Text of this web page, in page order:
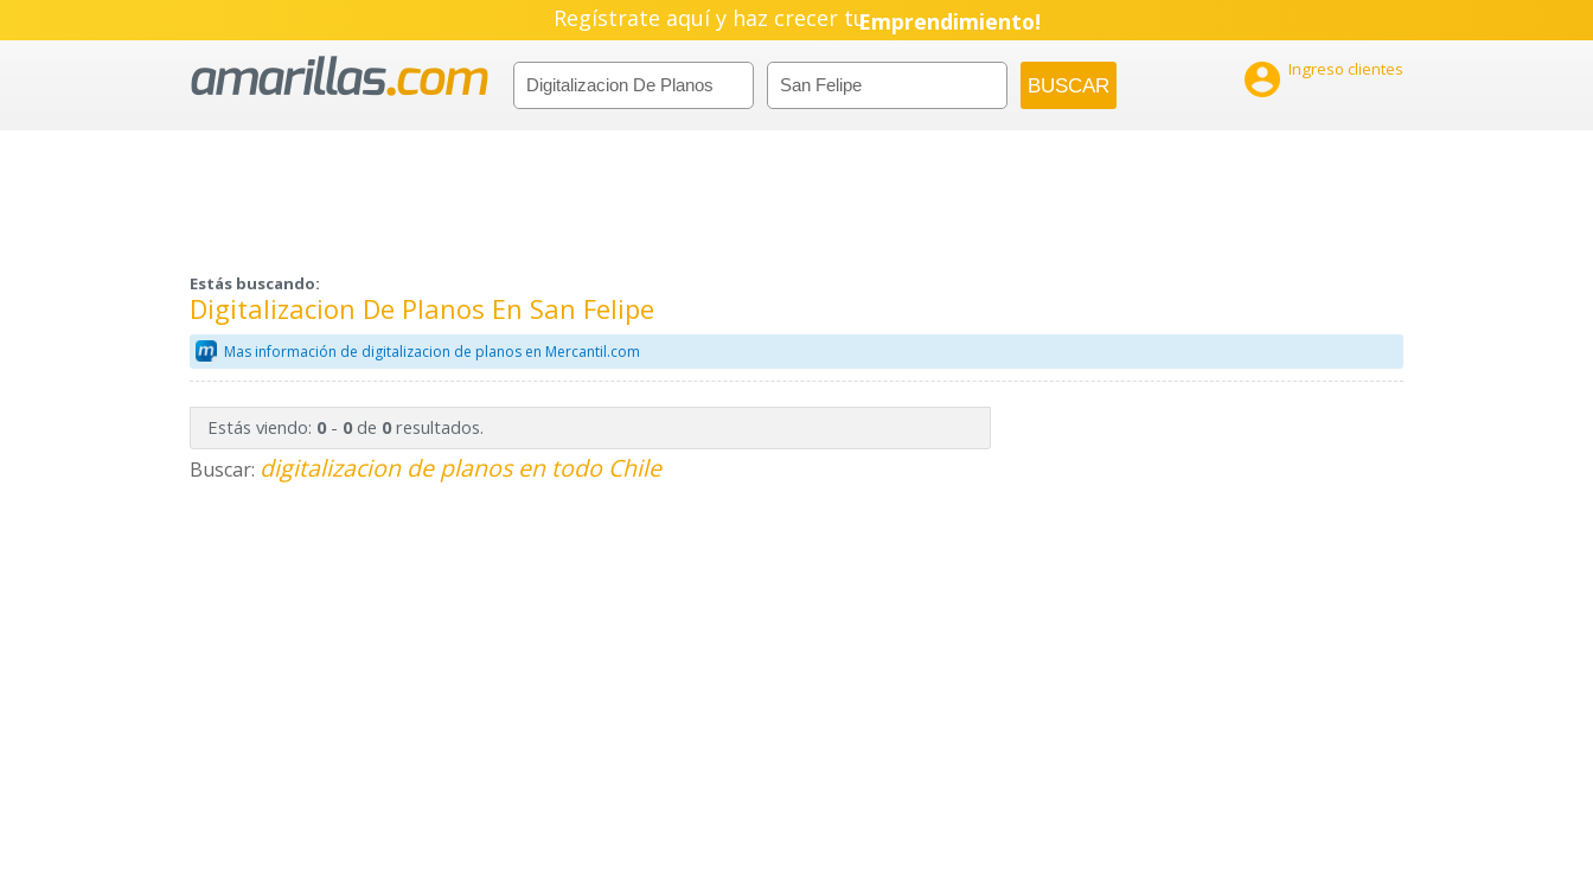
Regístrate aquí y haz crecer tuEmprendimiento!
 Ingreso clientes
Estás buscando:
Digitalizacion De Planos En San Felipe
Mas información de digitalizacion de planos en Mercantil.com
Estás viendo: 0- 0de 0resultados.
Buscar: digitalizacion de planos en todo Chile